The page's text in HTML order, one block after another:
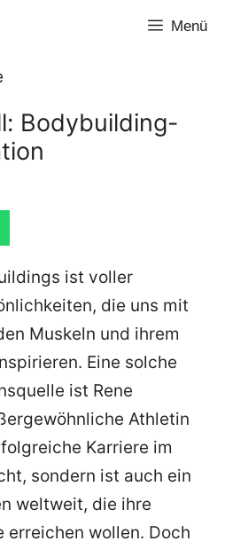
Menü
Bodybuilding-
ist voller
die uns mit
Muskeln und ihrem
Eine solche
ist Rene
Athletin
Karriere im
sondern ist auch ein
weltweit, die ihre
erreichen wollen. Doch